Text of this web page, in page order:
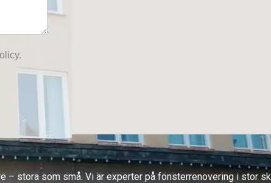
stora som små. Vi är experter på fönsterrenovering i stor